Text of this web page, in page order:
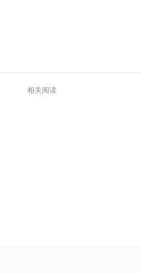
相关阅读